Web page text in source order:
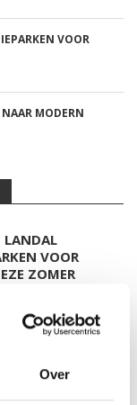
Over
VOOR
MODERN
LANDAL
VOOR
ZOMER
ZOMER